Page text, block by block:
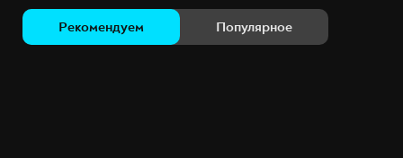
Рекомендуем Популярное